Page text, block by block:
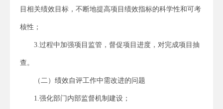
目相关绩效目标，不断地提高项目绩效指标的科学性和可考
核性；
3.过程中加强项目监管，督促项目进度，对完成项目抽
查。
（二）绩效自评工作中需改进的问题
1.强化部门内部监督机制建设；